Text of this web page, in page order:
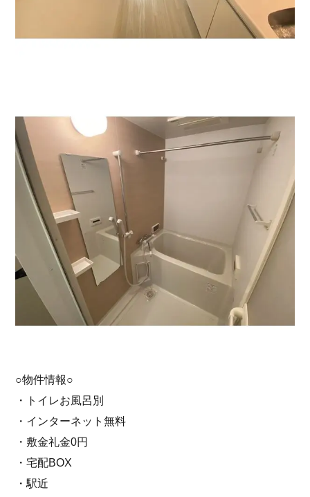
○物件情報○
・トイレお風呂別
・インターネット無料
・敷金礼金0円
・宅配BOX
・駅近